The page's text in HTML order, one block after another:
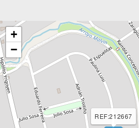
REF:212667
+
−